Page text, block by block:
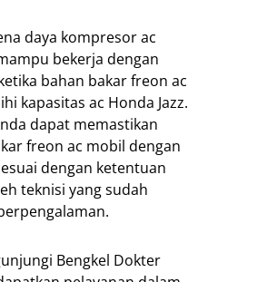
daya kompresor ac
bekerja dengan
bahan bakar freon ac
kapasitas ac Honda Jazz.
dapat memastikan
freon ac mobil dengan
dengan ketentuan
teknisi yang sudah
Bengkel Dokter